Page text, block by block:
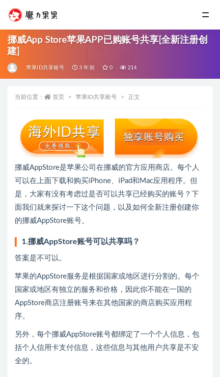
挪威App Store苹果APP已购账号共享[全新注册创
建]
苹果ID共享账号 3 年前 0 214
当前位置： 首页 苹果ID共享账号 正文
挪威AppStore是苹果公司在挪威的官方应用商店。每个人
可以在上面下载和购买iPhone、iPad和Mac应用程序。但
是，大家有没有考虑过是否可以共享已经购买的账号？下
面我们就来探讨一下这个问题，以及如何全新注册创建你
的挪威AppStore账号。
1.挪威AppStore账号可以共享吗？
答案是不可以。
苹果的AppStore服务是根据国家或地区进行分割的。每个
国家或地区有独立的服务和价格，因此你不能在一国的
AppStore商店注册账号来在其他国家的商店购买应用程
序。
另外，每个挪威AppStore账号都绑定了一个个人信息，包
括个人信用卡支付信息，这些信息与其他用户共享是不安
全的。